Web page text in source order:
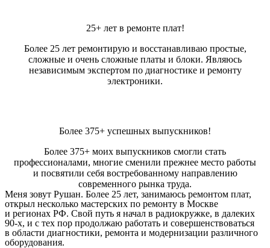
25+ лет в ремонте плат!
Более 25 лет ремонтирую и восстанавливаю простые,
сложные и очень сложные платы и блоки. Являюсь
независимым экспертом по диагностике и ремонту
электроники.
Более 375+ успешных выпускников!
Более 375+ моих выпускников смогли стать
профессионалами, многие сменили прежнее место работы
и посвятили себя востребованному направлению
современного рынка труда.
Меня зовут Рушан. Более 25 лет, занимаюсь ремонтом плат,
открыл несколько мастерских по ремонту в Москве
и регионах РФ. Свой путь я начал в радиокружке, в далеких
90-х, и с тех пор продолжаю работать и совершенствоваться
в области диагностики, ремонта и модернизации различного
оборудования.